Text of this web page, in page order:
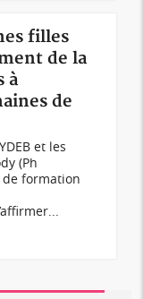
filles
de la
à
de
et les
(Ph
de formation